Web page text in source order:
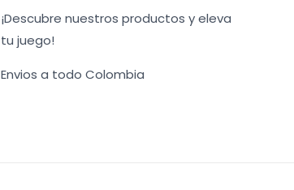
¡Descubre nuestros productos y eleva
tu juego!
Envios a todo Colombia